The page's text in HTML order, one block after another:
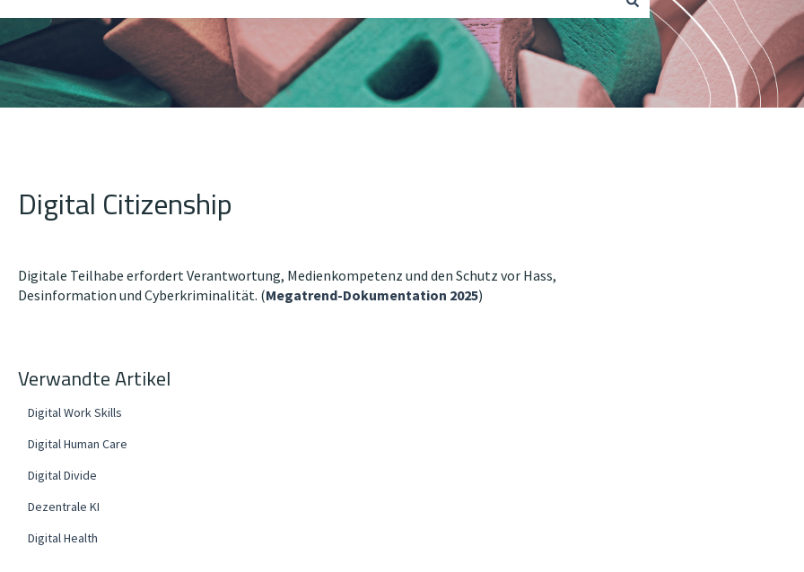
leer ist.
Digital Citizenship
Digitale Teilhabe erfordert Verantwortung, Medienkompetenz und den Schutz vor Hass,
Desinformation und Cyberkriminalität. (Megatrend-Dokumentation 2025)
Verwandte Artikel
Digital Work Skills
Digital Human Care
Digital Divide
Dezentrale KI
Digital Health